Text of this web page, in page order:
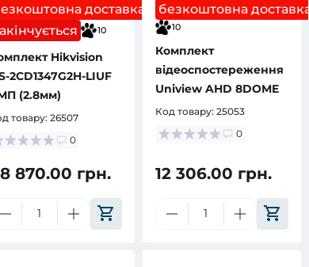
доставка
10
Hikvision
2CD1347G2H-LIUF
(2.8мм)
товару: 26507
0
870.00 грн.
безкоштовна доставка
10
Комплект
відеоспостереження
Uniview AHD 8DOME
Код товару: 25053
0
12 306.00 грн.